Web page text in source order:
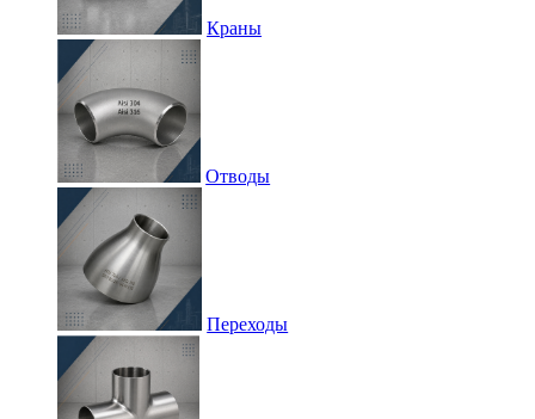
Краны
Отводы
Переходы